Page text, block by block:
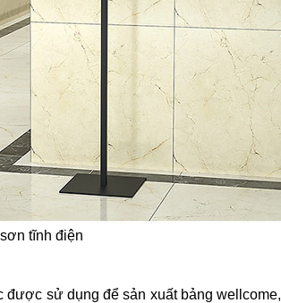
tĩnh điện
được sử dụng để sản xuất bảng wellcome,